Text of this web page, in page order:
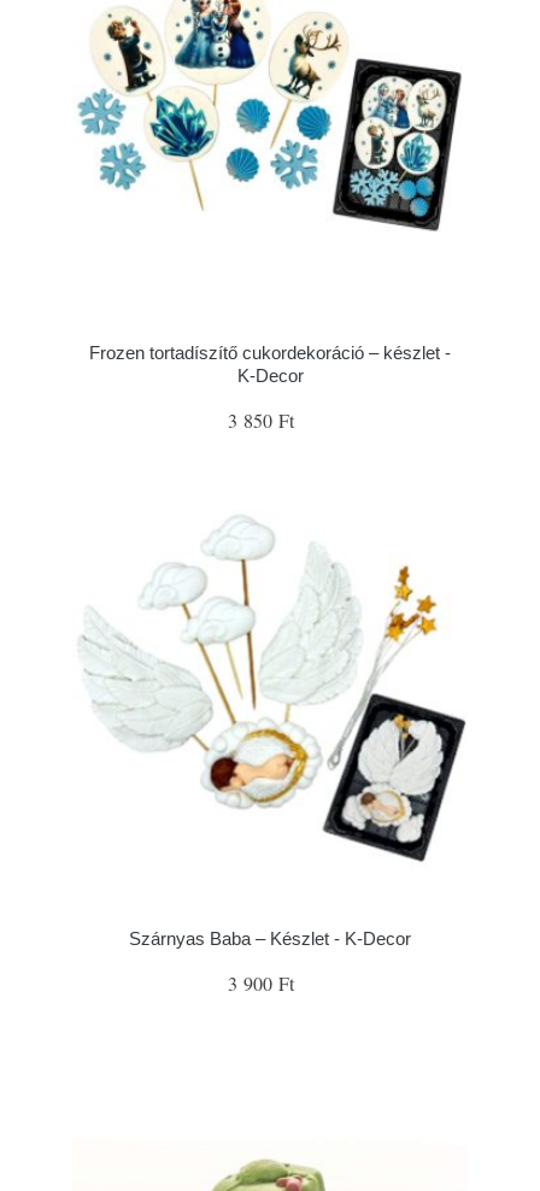
Frozen tortadíszítő cukordekoráció – készlet -
K-Decor
3 850 Ft
Szárnyas Baba – Készlet - K-Decor
3 900 Ft